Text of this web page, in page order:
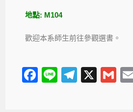
地點: M104
歡迎本系師生前往參觀選書。
F
Li
T
X
G